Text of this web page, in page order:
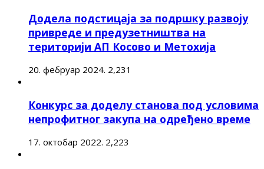
Додела подстицаја за подршку развоју
привреде и предузетништва на
територији АП Косово и Метохија
20. фебруар 2024. 2,231
Конкурс за доделу станова под условима
непрофитног закупа на одређено време
17. октобар 2022. 2,223